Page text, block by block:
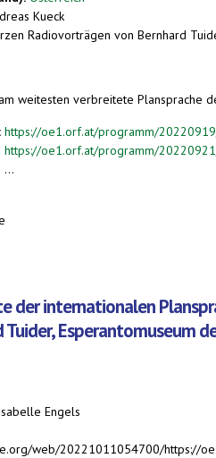
Kueck
Radiovorträgen von Bernhard
weitesten verbreitete Plansprache
https://oe1.orf.at/programm/
https://oe1.orf.at/programm/
...
der internationalen
Tuider, Esperantomuseum
Engels
web/20221011054700/https://